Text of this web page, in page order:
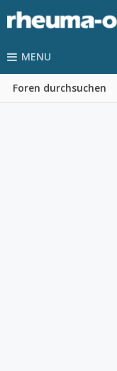
MENU
Foren durchsuchen